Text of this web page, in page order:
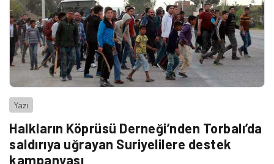
Yazı
Halkların Köprüsü Derneği’nden Torbalı’da
saldırıya uğrayan Suriyelilere destek
kampanyası